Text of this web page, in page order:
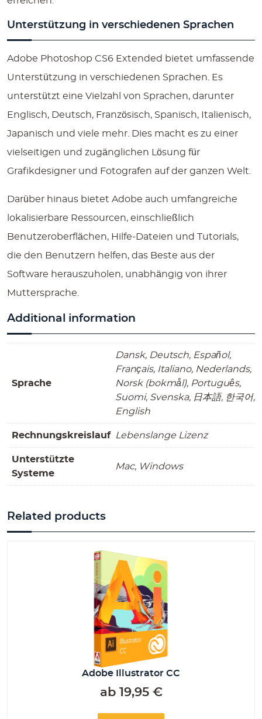
Unterstützung in verschiedenen Sprachen
Adobe Photoshop CS6 Extended bietet umfassende
Unterstützung in verschiedenen Sprachen. Es
unterstützt eine Vielzahl von Sprachen, darunter
Englisch, Deutsch, Französisch, Spanisch, Italienisch,
Japanisch und viele mehr. Dies macht es zu einer
vielseitigen und zugänglichen Lösung für
Grafikdesigner und Fotografen auf der ganzen Welt.
Darüber hinaus bietet Adobe auch umfangreiche
lokalisierbare Ressourcen, einschließlich
Benutzeroberflächen, Hilfe-Dateien und Tutorials,
die den Benutzern helfen, das Beste aus der
Software herauszuholen, unabhängig von ihrer
Muttersprache.
Additional information
Sprache
Dansk, Deutsch, Español,
Français, Italiano, Nederlands,
Norsk (bokmål), Português,
Suomi, Svenska, 日本語, 한국어,
English
Rechnungskreislauf Lebenslange Lizenz
Unterstützte
Systeme
Mac, Windows
Related products
Adobe Illustrator CC
ab 19,95 €